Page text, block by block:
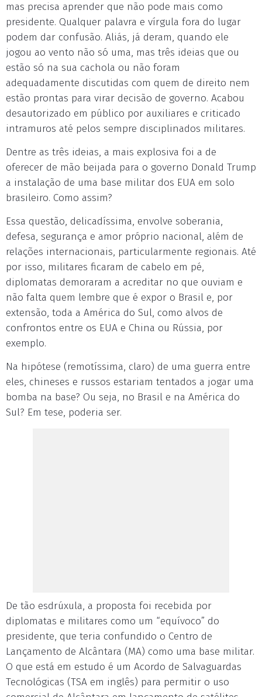
mas precisa aprender que não pode mais como
presidente. Qualquer palavra e vírgula fora do lugar
podem dar confusão. Aliás, já deram, quando ele
jogou ao vento não só uma, mas três ideias que ou
estão só na sua cachola ou não foram
adequadamente discutidas com quem de direito nem
estão prontas para virar decisão de governo. Acabou
desautorizado em público por auxiliares e criticado
intramuros até pelos sempre disciplinados militares.
Dentre as três ideias, a mais explosiva foi a de
oferecer de mão beijada para o governo Donald Trump
a instalação de uma base militar dos EUA em solo
brasileiro. Como assim?
Essa questão, delicadíssima, envolve soberania,
defesa, segurança e amor próprio nacional, além de
relações internacionais, particularmente regionais. Até
por isso, militares ficaram de cabelo em pé,
diplomatas demoraram a acreditar no que ouviam e
não falta quem lembre que é expor o Brasil e, por
extensão, toda a América do Sul, como alvos de
confrontos entre os EUA e China ou Rússia, por
exemplo.
Na hipótese (remotíssima, claro) de uma guerra entre
eles, chineses e russos estariam tentados a jogar uma
bomba na base? Ou seja, no Brasil e na América do
Sul? Em tese, poderia ser.
De tão esdrúxula, a proposta foi recebida por
diplomatas e militares como um “equívoco” do
presidente, que teria confundido o Centro de
Lançamento de Alcântara (MA) como uma base militar.
O que está em estudo é um Acordo de Salvaguardas
Tecnológicas (TSA em inglês) para permitir o uso